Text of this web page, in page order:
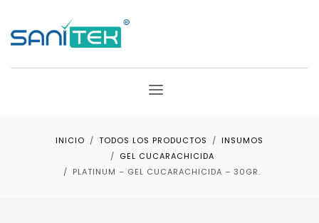
INICIO TODOS LOS PRODUCTOS
INSUMOS
GEL CUCARACHICIDA
PLATINUM – GEL CUCARACHICIDA – 30GR.